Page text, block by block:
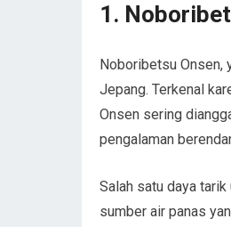
1.
Noboribetsu Onsen,
Jepang. Terkenal
Onsen sering
pengalaman
Salah satu daya tarik
sumber air panas